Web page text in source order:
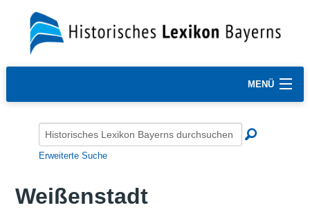
MENÜ
Erweiterte Suche
Weißenstadt